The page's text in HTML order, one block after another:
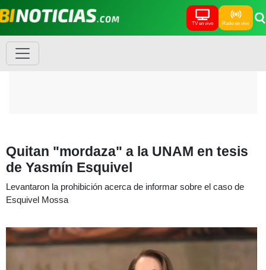
TV en vivo Radio en vivo
Quitan "mordaza" a la UNAM en tesis
de Yasmín Esquivel
Levantaron la prohibición acerca de informar sobre el caso de
Esquivel Mossa